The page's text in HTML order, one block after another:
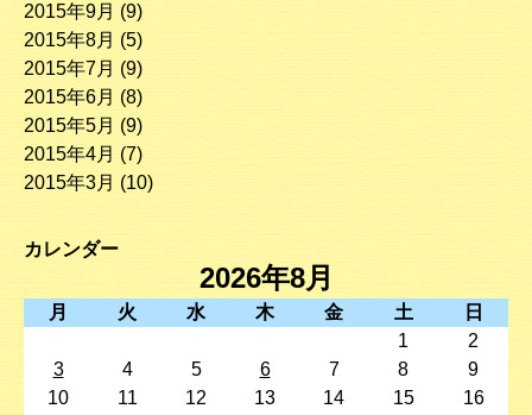
2015年9月 (9)
2015年8月 (5)
2015年7月 (9)
2015年6月 (8)
2015年5月 (9)
2015年4月 (7)
2015年3月 (10)
カレンダー
2026年8月
月 火 水 木 金 土
日
1
2
3
4 5 6 7 8
9
10
11 12 13 14 15 16